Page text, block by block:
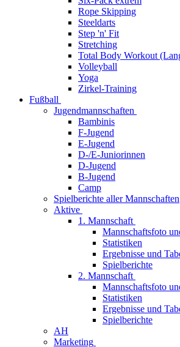
Rope Skipping
Steeldarts
Step 'n' Fit
Stretching
Total Body Workout
Volleyball
Yoga
Zirkel-Training
Fußball
Jugendmannschaften
Bambinis
F-Jugend
E-Jugend
D-/E-Juniorinnen
D-Jugend
B-Jugend
Camp
Spielberichte aller Mannschaften
Aktive
1. Mannschaft
Mannschaftsfoto
Statistiken
Ergebnisse und
Spielberichte
2. Mannschaft
Mannschaftsfoto
Statistiken
Ergebnisse und
Spielberichte
AH
Marketing